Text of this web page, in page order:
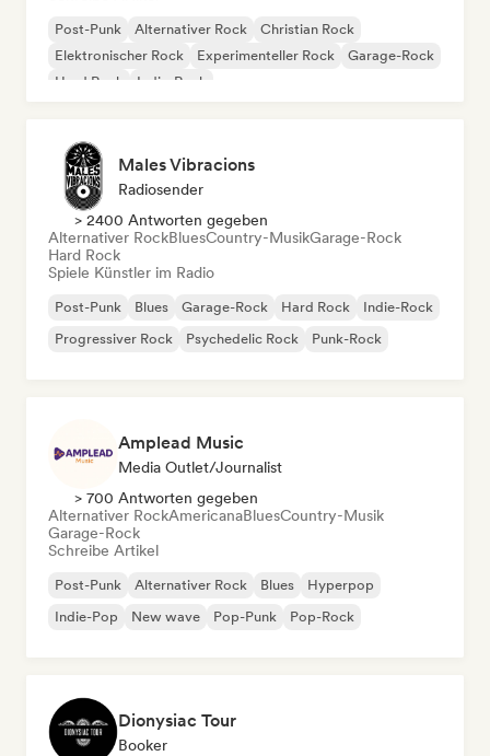
Post-Punk Alternativer Rock
Christian Rock
Elektronischer Rock
Experimenteller Rock
Garage-Rock
Hard Rock
Indie-Rock
Males Vibracions
Radiosender
> 2400 Antworten gegeben
Alternativer RockBluesCountry-MusikGarage-Rock
Hard Rock
Spiele Künstler im Radio
Post-Punk Blues Garage-Rock Hard Rock
Indie-Rock
Progressiver Rock
Psychedelic Rock Punk-Rock
Amplead Music
Media Outlet/Journalist
> 700 Antworten gegeben
Alternativer RockAmericanaBluesCountry-Musik
Garage-Rock
Schreibe Artikel
Post-Punk Alternativer Rock Blues
Hyperpop
Indie-Pop
New wave Pop-Punk Pop-Rock
Dionysiac Tour
Booker